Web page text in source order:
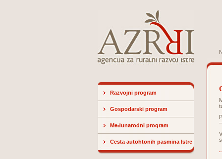
Razvojni program
Gospodarski program
Međunarodni program
Cesta autohtonih pasmina Istre